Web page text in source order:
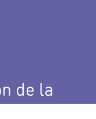
de la